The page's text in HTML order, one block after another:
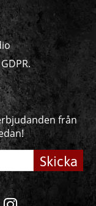
från
Skicka